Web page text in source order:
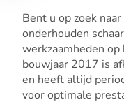
Bent u op zoek
onderhouden
werkzaamheden
bouwjaar 2017 is
en heeft altijd
voor optimale